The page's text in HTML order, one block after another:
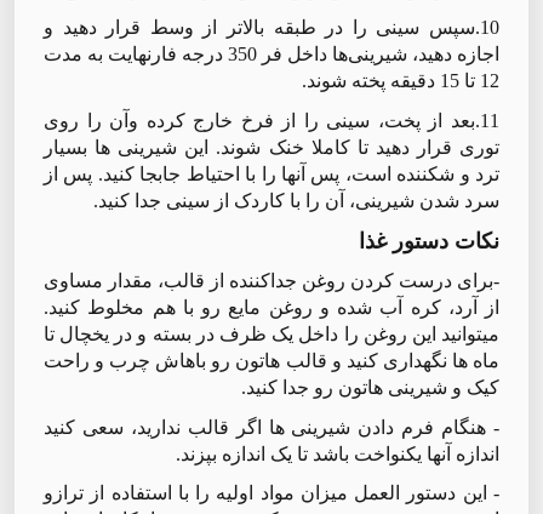
10.سپس سینی را در طبقه بالاتر از وسط قرار دهید و
اجازه دهید، شیرینی‌ها داخل فر 350 درجه فارنهایت به مدت
12 تا 15 دقیقه پخته شوند.
11.بعد از پخت، سینی را از فرخ خارج کرده وآن را روی
توری قرار دهید تا کاملا خنک شوند. این شیرینی ها بسیار
ترد و شکننده است، پس آنها را با احتیاط جابجا کنید. پس از
سرد شدن شیرینی، آن را با کاردک از سینی جدا کنید.
نکات دستور غذا
-برای درست کردن روغن جداکننده از قالب، مقدار مساوی
از آرد، کره آب شده و روغن مایع رو با هم مخلوط کنید.
میتوانید این روغن را داخل یک ظرف در بسته و در یخچال تا
ماه ها نگهداری کنید و قالب هاتون رو باهاش چرب و راحت
کیک و شیرینی هاتون رو جدا کنید.
- هنگام فرم دادن شیرینی ها اگر قالب ندارید، سعی کنید
اندازه آنها یکنواخت باشد تا یک اندازه بپزند.
- این دستور العمل میزان مواد اولیه را با استفاده از ترازو